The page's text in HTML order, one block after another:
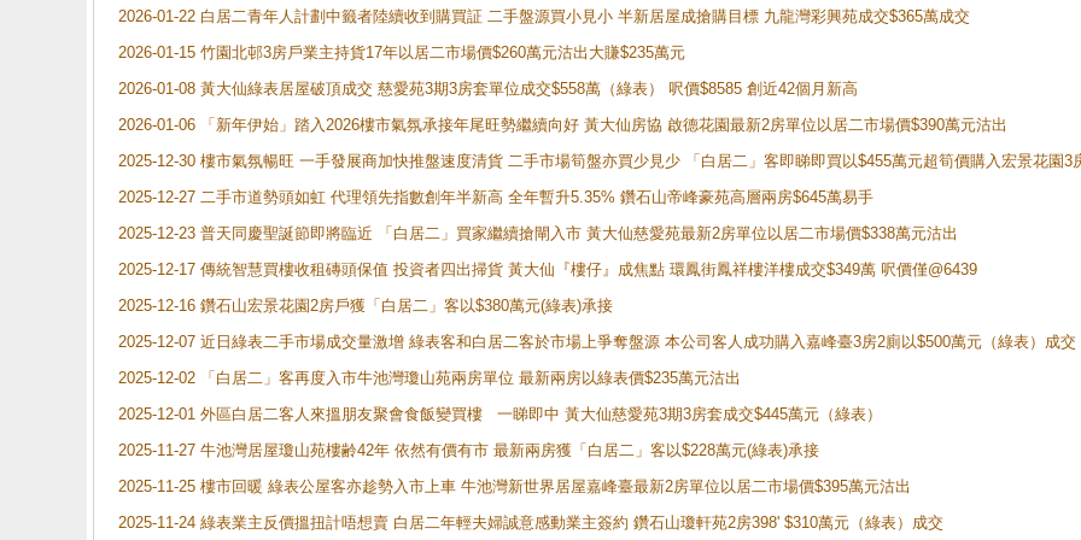
2026-01-22 白居二青年人計劃中籤者陸續收到購買証 二手盤源買小見小 半新居屋成搶購目標 九龍灣彩興苑成交$365萬成交
2026-01-15 竹園北邨3房戶業主持貨17年以居二市場價$260萬元沽出大賺$235萬元
2026-01-08 黃大仙綠表居屋破頂成交 慈愛苑3期3房套單位成交$558萬（綠表） 呎價$8585 創近42個月新高
2026-01-06 「新年伊始」踏入2026樓市氣氛承接年尾旺勢繼續向好 黃大仙房協 啟德花園最新2房單位以居二市場價$390萬元沽出
2025-12-30 樓市氣氛暢旺 一手發展商加快推盤速度清貨 二手市場筍盤亦買少見少 「白居二」客即睇即買以$455萬元超筍價購入宏景花園3
2025-12-27 二手市道勢頭如虹 代理領先指數創年半新高 全年暫升5.35% 鑽石山帝峰豪苑高層兩房$645萬易手
2025-12-23 普天同慶聖誕節即將臨近 「白居二」買家繼續搶閘入市 黃大仙慈愛苑最新2房單位以居二市場價$338萬元沽出
2025-12-17 傳統智慧買樓收租磚頭保值 投資者四出掃貨 黃大仙『樓仔』成焦點 環鳳街鳳祥樓洋樓成交$349萬 呎價僅@6439
2025-12-16 鑽石山宏景花園2房戶獲「白居二」客以$380萬元(綠表)承接
2025-12-07 近日綠表二手市場成交量激增 綠表客和白居二客於市場上爭奪盤源 本公司客人成功購入嘉峰臺3房2廁以$500萬元（綠表）成交
2025-12-02 「白居二」客再度入市牛池灣瓊山苑兩房單位 最新兩房以綠表價$235萬元沽出
2025-12-01 外區白居二客人來搵朋友聚會食飯變買樓 一睇即中 黃大仙慈愛苑3期3房套成交$445萬元（綠表）
2025-11-27 牛池灣居屋瓊山苑樓齢42年 依然有價有市 最新兩房獲「白居二」客以$228萬元(綠表)承接
2025-11-25 樓市回暖 綠表公屋客亦趁勢入市上車 牛池灣新世界居屋嘉峰臺最新2房單位以居二市場價$395萬元沽出
2025-11-24 綠表業主反價搵扭計唔想賣 白居二年輕夫婦誠意感動業主簽約 鑽石山瓊軒苑2房398' $310萬元（綠表）成交